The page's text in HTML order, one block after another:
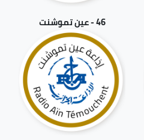
46 - عين تموشنت